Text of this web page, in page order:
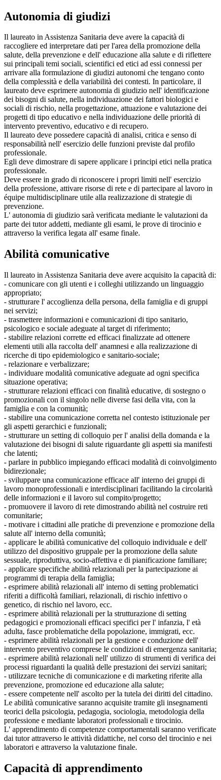
Autonomia di giudizi
Il laureato in Assistenza Sanitaria deve avere la capacità di
raccogliere ed interpretare dati per l'area della promozione della
salute, della prevenzione e dell' educazione alla salute e di riflettere
sui principali temi sociali, scientifici ed etici ad essi connessi per
arrivare alla formulazione di giudizi autonomi che tengano conto
della complessità e della variabilità dei contesti. In particolare, il
laureato deve esprimere autonomia di giudizio nell' identificazione
dei bisogni di salute, nella individuazione dei fattori biologici e
sociali di rischio, nella progettazione, attuazione e valutazione dei
progetti di tipo educativo e nella individuazione delle priorità di
intervento preventivo, educativo e di recupero.
Il laureato deve possedere capacità di analisi, critica e senso di
responsabilità nell' esercizio delle funzioni previste dal profilo
professionale.
Egli deve dimostrare di sapere applicare i principi etici nella pratica
professionale.
Deve essere in grado di riconoscere i propri limiti nell' esercizio
della professione, attivare risorse di rete e di partecipare al lavoro in
équipe multidisciplinare utile alla realizzazione di strategie di
prevenzione.
L' autonomia di giudizio sarà verificata mediante le valutazioni da
parte dei tutor addetti, mediante gli esami, le prove di tirocinio e
attraverso la verifica legata all' esame finale.
Abilità comunicative
Il laureato in Assistenza Sanitaria deve avere acquisito la capacità di:
- comunicare con gli utenti e i colleghi utilizzando un linguaggio
appropriato;
- strutturare l' accoglienza della persona, della famiglia e di gruppi
nei servizi;
- trasmettere informazioni e comunicazioni di tipo sanitario,
psicologico e sociale adeguate al target di riferimento;
- stabilire relazioni corrette ed efficaci finalizzate ad ottenere
elementi utili alla raccolta dell' anamnesi e alla realizzazione di
ricerche di tipo epidemiologico e sanitario-sociale;
- relazionare e verbalizzare;
- individuare modalità comunicative adeguate ad ogni specifica
situazione operativa;
- strutturare relazioni efficaci con finalità educative, di sostegno o
promozionali con il singolo nelle diverse fasi della vita, con la
famiglia e con la comunità;
- stabilire una comunicazione corretta nel contesto istituzionale per
gli aspetti gerarchici e funzionali;
- strutturare un setting di colloquio per l' analisi della domanda e la
valutazione dei bisogni di salute riguardante gli aspetti sia manifesti
che latenti;
- parlare in pubblico impiegando efficaci modalità di coinvolgimento
bidirezionale;
- sviluppare una comunicazione efficace all' interno dei gruppi di
lavoro monoprofessionali e interdisciplinari facilitando la circolarità
delle informazioni e il lavoro sul compito/progetto;
- promuovere il lavoro di rete dimostrando abilità nel costruire reti
comunitarie;
- motivare i cittadini alle pratiche di prevenzione e promozione della
salute all' interno della comunità;
- applicare le abilità comunicative del colloquio individuale e dell'
utilizzo del dispositivo gruppale per la promozione della salute
sessuale, riproduttiva, socio-affettiva e di pianificazione familiare;
- applicare specifiche abilità relazionali per la partecipazione ai
programmi di terapia della famiglia;
- esprimere abilità relazionali all' interno di setting problematici
riferiti a difficoltà familiari, relazionali, di rischio infettivo o
genetico, di rischio nel lavoro, ecc.
- esprimere abilità relazionali per la strutturazione di setting
pedagogici e promozionali efficaci specifici per l' infanzia, l' età
adulta, fasce problematiche della popolazione, immigrati, ecc.
- esprimere abilità relazionali per la gestione e conduzione dell'
intervento preventivo comprese le condizioni di emergenza sanitaria;
- esprimere abilità relazionali nell' utilizzo di strumenti di verifica dei
processi riguardanti la qualità delle prestazioni dei servizi sanitari;
- utilizzare tecniche di comunicazione e di marketing riferite alla
prevenzione, promozione ed educazione alla salute;
- essere competente nell' ascolto per la tutela dei diritti del cittadino.
Le abilità comunicative saranno acquisite tramite gli insegnamenti
teorici della psicologia, pedagogia, sociologia, metodologia della
professione e mediante laboratori professionali e tirocinio.
L' apprendimento di competenze comportamentali saranno verificate
dai tutor attraverso le attività didattiche, nel corso del tirocinio e nei
laboratori e attraverso la valutazione finale.
Capacità di apprendimento